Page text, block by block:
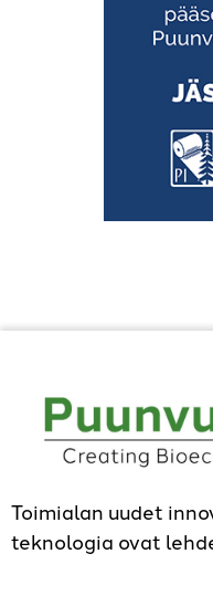
Toimialan uudet
teknologia ovat